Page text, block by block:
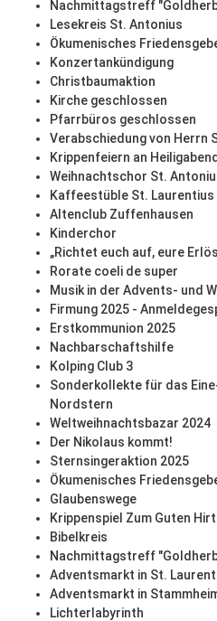
Nachmittagstreff
Lesekreis St. Antonius
Ökumenisches
Konzertankündigung
Christbaumaktion
Kirche geschlossen
Pfarrbüros geschlossen
Verabschiedung von Herrn
Krippenfeiern an Heiligabend
Weihnachtschor St.
Kaffeestüble St. Laurentius
Altenclub Zuffenhausen
Kinderchor
„Richtet euch auf, eure
Rorate coeli de super
Musik in der Advents- und
Firmung 2025 -
Erstkommunion 2025
Nachbarschaftshilfe
Kolping Club 3
Sonderkollekte für das
Nordstern
Weltweihnachtsbazar 2024
Der Nikolaus kommt!
Sternsingeraktion 2025
Ökumenisches
Glaubenswege
Krippenspiel Zum Guten
Bibelkreis
Nachmittagstreff
Adventsmarkt in St.
Adventsmarkt in
Lichterlabyrinth